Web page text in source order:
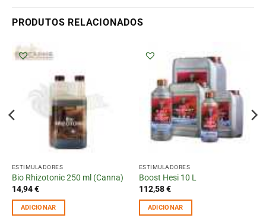
PRODUTOS RELACIONADOS
ESTIMULADORES
Bio Rhizotonic 250 ml (Canna)
14,94€
ADICIONAR
ESTIMULADORES
Boost Hesi 10 L
112,58€
ADICIONAR